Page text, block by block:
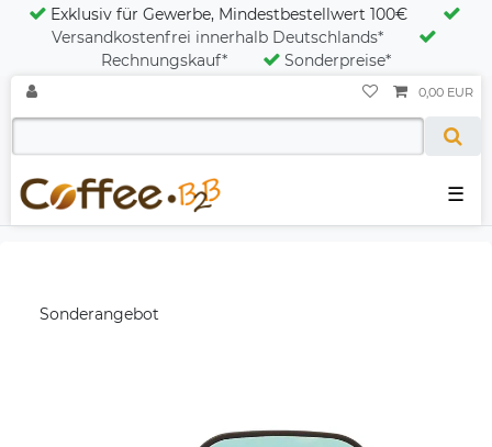
Exklusiv für Gewerbe, Mindestbestellwert 100€
Versandkostenfrei innerhalb Deutschlands*
Rechnungskauf*
Sonderpreise*
☰
0,00 EUR
Sonderangebot